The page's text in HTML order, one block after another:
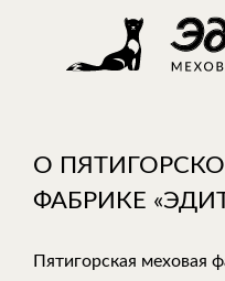
О
ФАБРИКЕ
Пятигорская меховая